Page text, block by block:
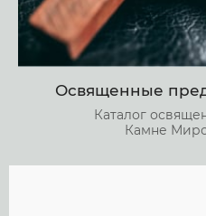
Освященные
Каталог
Камне